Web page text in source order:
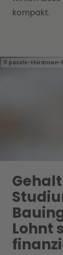
kompakt.
pexels-thirdman-
Lohnt